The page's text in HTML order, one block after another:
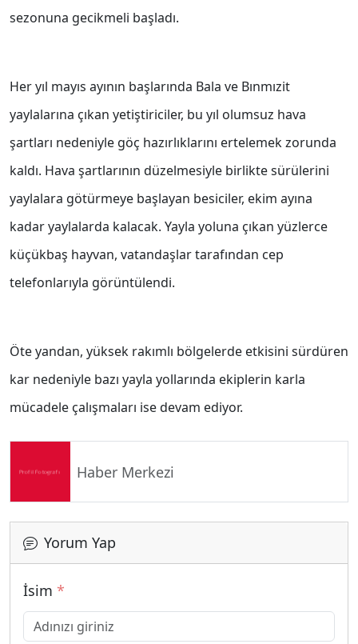
sezonuna gecikmeli başladı.
Her yıl mayıs ayının başlarında Bala ve Bınmızit
yaylalarına çıkan yetiştiriciler, bu yıl olumsuz hava
şartları nedeniyle göç hazırlıklarını ertelemek zorunda
kaldı. Hava şartlarının düzelmesiyle birlikte sürülerini
yaylalara götürmeye başlayan besiciler, ekim ayına
kadar yaylalarda kalacak. Yayla yoluna çıkan yüzlerce
küçükbaş hayvan, vatandaşlar tarafından cep
telefonlarıyla görüntülendi.
Öte yandan, yüksek rakımlı bölgelerde etkisini sürdüren
kar nedeniyle bazı yayla yollarında ekiplerin karla
mücadele çalışmaları ise devam ediyor.
Haber Merkezi
Yorum Yap
İsim *